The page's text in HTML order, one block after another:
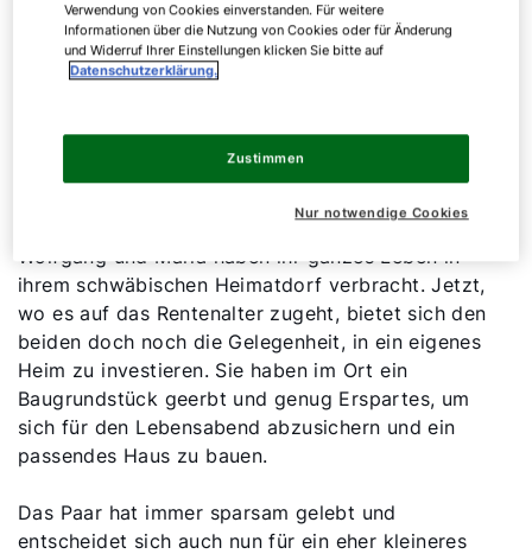
oder eine hybride Lösung?”
Massivhaus mit 120 m²:
Kompetenzen vor Ort nutzen
Wolfgang und Maria haben ihr ganzes Leben in
ihrem schwäbischen Heimatdorf verbracht. Jetzt,
wo es auf das Rentenalter zugeht, bietet sich den
beiden doch noch die Gelegenheit, in ein eigenes
Heim zu investieren. Sie haben im Ort ein
Baugrundstück geerbt und genug Erspartes, um
sich für den Lebensabend abzusichern und ein
passendes Haus zu bauen.
Das Paar hat immer sparsam gelebt und
entscheidet sich auch nun für ein eher kleineres
Verwendung von Cookies einverstanden. Für weitere
Informationen über die Nutzung von Cookies oder für Änderung
und Widerruf Ihrer Einstellungen klicken Sie bitte auf
Datenschutzerklärung.
Nur notwendige Cookies
Zustimmen